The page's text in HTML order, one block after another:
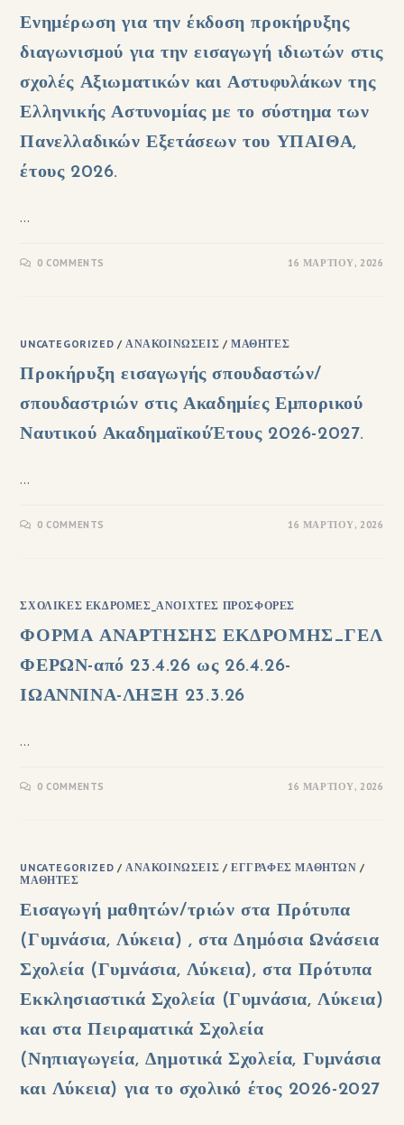
Ενημέρωση για την έκδοση προκήρυξης
διαγωνισμού για την εισαγωγή ιδιωτών στις
σχολές Αξιωματικών και Αστυφυλάκων της
Ελληνικής Αστυνομίας με το σύστημα των
Πανελλαδικών Εξετάσεων του ΥΠΑΙΘΑ,
έτους 2026.
…
0 COMMENTS 16 ΜΑΡΤΊΟΥ, 2026
UNCATEGORIZED /ΑΝΑΚΟΙΝΏΣΕΙΣ /ΜΑΘΗΤΈΣ
Προκήρυξη εισαγωγής σπουδαστών/
σπουδαστριών στις Ακαδημίες Εμπορικού
Ναυτικού ΑκαδημαϊκούΈτους 2026-2027.
…
0 COMMENTS 16 ΜΑΡΤΊΟΥ, 2026
ΣΧΟΛΙΚΈΣ ΕΚΔΡΟΜΈΣ_ΑΝΟΙΧΤΈΣ ΠΡΟΣΦΟΡΈΣ
ΦΟΡΜΑ ΑΝΑΡΤΗΣΗΣ ΕΚΔΡΟΜΗΣ_ΓΕΛ
ΦΕΡΩΝ-από 23.4.26 ως 26.4.26-
ΙΩΑΝΝΙΝΑ-ΛΗΞΗ 23.3.26
…
0 COMMENTS 16 ΜΑΡΤΊΟΥ, 2026
UNCATEGORIZED /ΑΝΑΚΟΙΝΏΣΕΙΣ /ΕΓΓΡΑΦΈΣ ΜΑΘΗΤΏΝ /
ΜΑΘΗΤΈΣ
Εισαγωγή μαθητών/τριών στα Πρότυπα
(Γυμνάσια, Λύκεια) , στα Δημόσια Ωνάσεια
Σχολεία (Γυμνάσια, Λύκεια), στα Πρότυπα
Εκκλησιαστικά Σχολεία (Γυμνάσια, Λύκεια)
και στα Πειραματικά Σχολεία
(Νηπιαγωγεία, Δημοτικά Σχολεία, Γυμνάσια
και Λύκεια) για το σχολικό έτος 2026-2027